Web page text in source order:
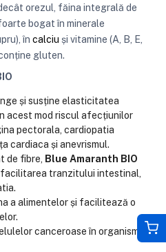
orezul, făina integrală de
bogat în minerale
în calciu și vitamine (A, B, E,
gluten.
și susține elasticitatea
acest mod riscul afecțiunilor
pectorala, cardiopatia
cardiaca și anevrismul.
de fibre,
Blue Amaranth BIO
tranzitului intestinal,
a alimentelor și facilitează o
canceroase în organism,